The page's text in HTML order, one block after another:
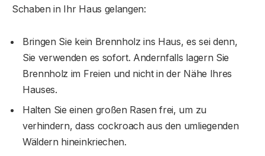
Schaben in Ihr Haus gelangen:
Bringen Sie kein Brennholz ins Haus, es sei denn,
Sie verwenden es sofort. Andernfalls lagern Sie
Brennholz im Freien und nicht in der Nähe Ihres
Hauses.
Halten Sie einen großen Rasen frei, um zu
verhindern, dass cockroach aus den umliegenden
Wäldern hineinkriechen.